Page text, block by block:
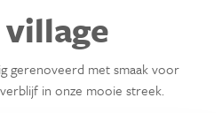
gerenoveerd met smaak voor
in onze mooie streek.